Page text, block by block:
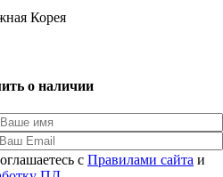
Корея
о наличии
с Правилами сайта и